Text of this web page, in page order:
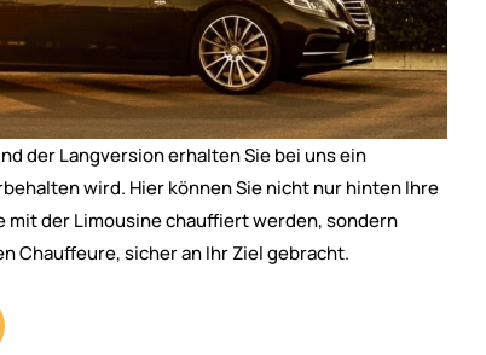
der Langversion erhalten Sie bei uns ein
wird. Hier können Sie nicht nur hinten Ihre
mit der Limousine chauffiert werden, sondern
Chauffeure, sicher an Ihr Ziel gebracht.